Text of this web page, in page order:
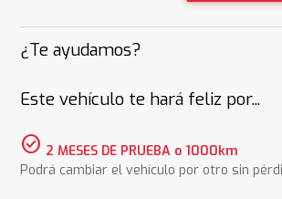
¿Te ayudamos?
Este vehículo te hará feliz por...
check_circle 2 MESES DE PRUEBA o 1000km
Podrá cambiar el vehículo por otro sin